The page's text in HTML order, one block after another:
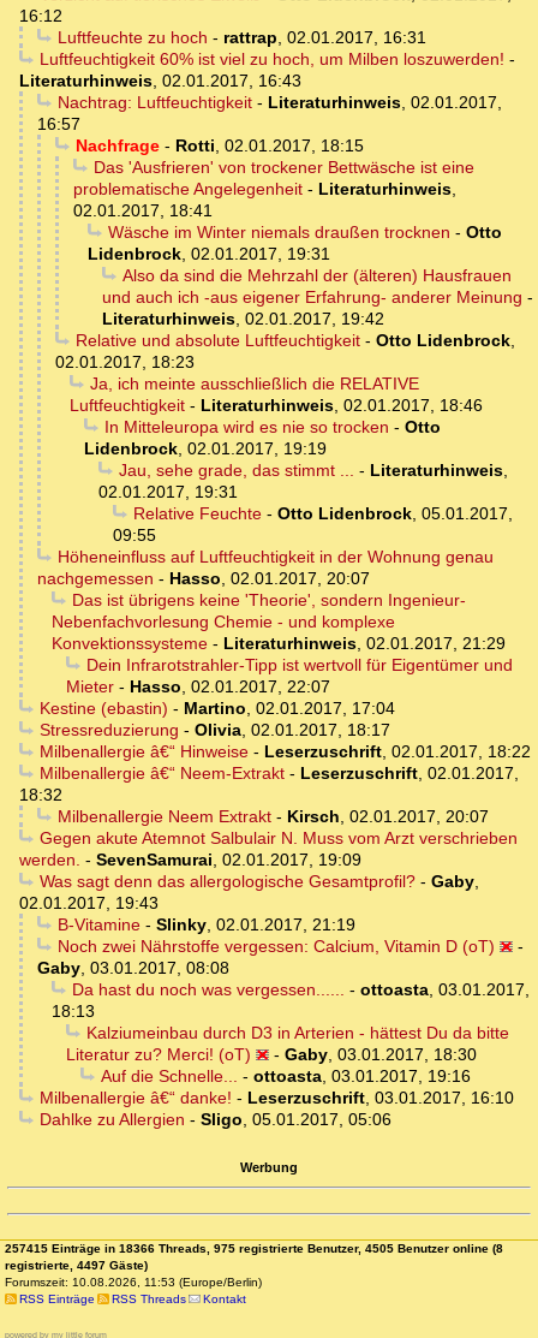
16:12
Luftfeuchte zu hoch - rattrap, 02.01.2017, 16:31
Luftfeuchtigkeit 60% ist viel zu hoch, um Milben loszuwerden! -
Literaturhinweis, 02.01.2017, 16:43
Nachtrag: Luftfeuchtigkeit- Literaturhinweis, 02.01.2017,
16:57
Nachfrage- Rotti, 02.01.2017, 18:15
Das 'Ausfrieren' von trockener Bettwäsche ist eine
problematische Angelegenheit - Literaturhinweis,
02.01.2017, 18:41
Wäsche im Winter niemals draußen trocknen - Otto
Lidenbrock, 02.01.2017, 19:31
Also da sind die Mehrzahl der (älteren) Hausfrauen
und auch ich -aus eigener Erfahrung- anderer Meinung -
Literaturhinweis, 02.01.2017, 19:42
Relative und absolute Luftfeuchtigkeit- Otto Lidenbrock,
02.01.2017, 18:23
Ja, ich meinte ausschließlich die RELATIVE
Luftfeuchtigkeit - Literaturhinweis, 02.01.2017, 18:46
In Mitteleuropa wird es nie so trocken - Otto
Lidenbrock, 02.01.2017, 19:19
Jau, sehe grade, das stimmt ... - Literaturhinweis,
02.01.2017, 19:31
Relative Feuchte- Otto Lidenbrock, 05.01.2017,
09:55
Höheneinfluss auf Luftfeuchtigkeit in der Wohnung genau
nachgemessen - Hasso, 02.01.2017, 20:07
Das ist übrigens keine 'Theorie', sondern Ingenieur-
Nebenfachvorlesung Chemie - und komplexe
Konvektionssysteme - Literaturhinweis, 02.01.2017, 21:29
Dein Infrarotstrahler-Tipp ist wertvoll für Eigentümer und
Mieter - Hasso, 02.01.2017, 22:07
Kestine (ebastin) - Martino, 02.01.2017, 17:04
Stressreduzierung - Olivia, 02.01.2017, 18:17
Milbenallergie â€“ Hinweise- Leserzuschrift, 02.01.2017, 18:22
Milbenallergie â€“ Neem-Extrakt- Leserzuschrift, 02.01.2017,
18:32
Milbenallergie Neem Extrakt- Kirsch, 02.01.2017, 20:07
Gegen akute Atemnot Salbulair N. Muss vom Arzt verschrieben
werden. - SevenSamurai, 02.01.2017, 19:09
Was sagt denn das allergologische Gesamtprofil?- Gaby,
02.01.2017, 19:43
B-Vitamine- Slinky, 02.01.2017, 21:19
Noch zwei Nährstoffe vergessen: Calcium, Vitamin D (oT)
-
Gaby, 03.01.2017, 08:08
Da hast du noch was vergessen...... - ottoasta, 03.01.2017,
18:13
Kalziumeinbau durch D3 in Arterien - hättest Du da bitte
Literatur zu? Merci! (oT)
- Gaby, 03.01.2017, 18:30
Auf die Schnelle... - ottoasta, 03.01.2017, 19:16
Milbenallergie â€“ danke! - Leserzuschrift, 03.01.2017, 16:10
Dahlke zu Allergien - Sligo, 05.01.2017, 05:06
Werbung
257415 Einträge in 18366 Threads, 975 registrierte Benutzer, 4505 Benutzer online (8
registrierte, 4497 Gäste)
Forumszeit: 10.08.2026, 11:53 (Europe/Berlin)
RSS Einträge
RSS Threads Kontakt
powered by my little forum